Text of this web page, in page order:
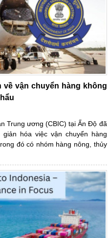
vận chuyển hàng không
Trung ương (CBIC) tại Ấn Độ đã
hóa việc vận chuyển hàng
đó có nhóm hàng nông, thủy